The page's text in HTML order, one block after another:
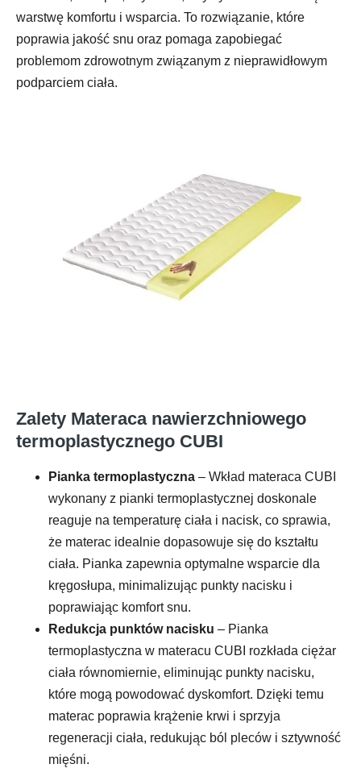
warstwę komfortu i wsparcia. To rozwiązanie, które
poprawia jakość snu oraz pomaga zapobiegać
problemom zdrowotnym związanym z nieprawidłowym
podparciem ciała.
Zalety Materaca nawierzchniowego
termoplastycznego CUBI
Pianka termoplastyczna – Wkład materaca CUBI
wykonany z pianki termoplastycznej doskonale
reaguje na temperaturę ciała i nacisk, co sprawia,
że materac idealnie dopasowuje się do kształtu
ciała. Pianka zapewnia optymalne wsparcie dla
kręgosłupa, minimalizując punkty nacisku i
poprawiając komfort snu.
Redukcja punktów nacisku – Pianka
termoplastyczna w materacu CUBI rozkłada ciężar
ciała równomiernie, eliminując punkty nacisku,
które mogą powodować dyskomfort. Dzięki temu
materac poprawia krążenie krwi i sprzyja
regeneracji ciała, redukując ból pleców i sztywność
mięśni.